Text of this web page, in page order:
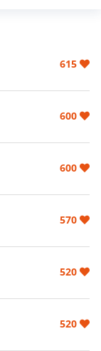
615
600
600
570
520
520